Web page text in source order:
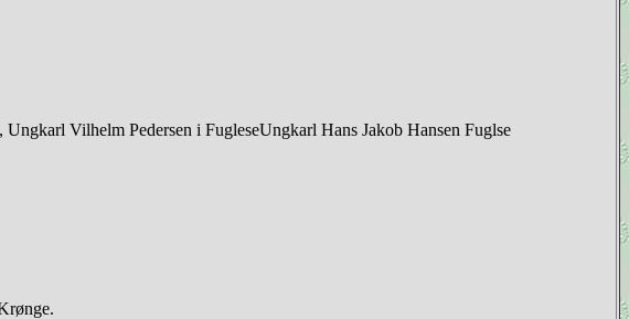
Vilhelm Pedersen i FugleseUngkarl Hans Jakob Hansen Fuglse